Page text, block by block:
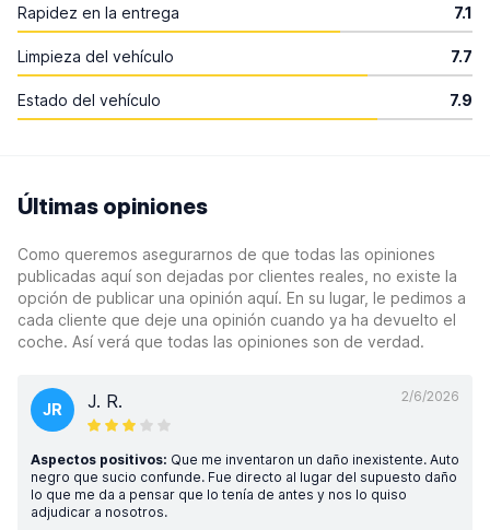
Rapidez en la entrega 7.1
Limpieza del vehículo 7.7
Estado del vehículo 7.9
Últimas opiniones
Como queremos asegurarnos de que todas las opiniones
publicadas aquí son dejadas por clientes reales, no existe la
opción de publicar una opinión aquí. En su lugar, le pedimos a
cada cliente que deje una opinión cuando ya ha devuelto el
coche. Así verá que todas las opiniones son de verdad.
2/6/2026
JR J. R.
Aspectos positivos: Que me inventaron un daño inexistente. Auto
negro que sucio confunde. Fue directo al lugar del supuesto daño
lo que me da a pensar que lo tenía de antes y nos lo quiso
adjudicar a nosotros.